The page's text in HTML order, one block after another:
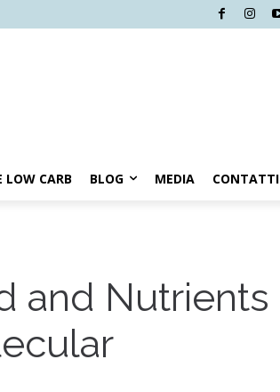
LOW CARB BLOG MEDIA CONTATTI
and Nutrients